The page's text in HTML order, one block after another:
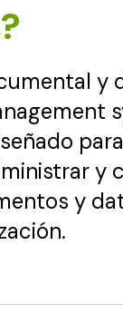
y
para
y
y